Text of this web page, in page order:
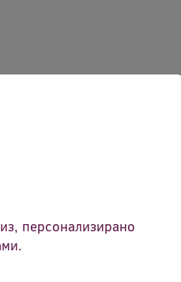
персонализирано